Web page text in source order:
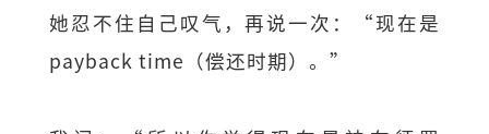
她忍不住自己叹气，再说一次：“现在是
payback time（偿还时期）。”